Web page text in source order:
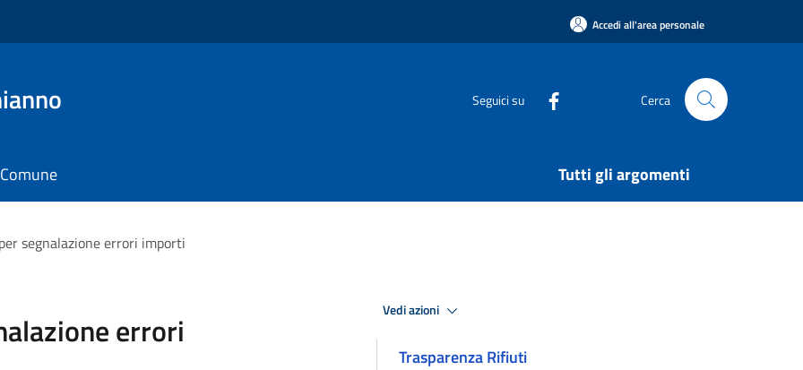
Accedi all'area personale
Seguici su Cerca
Tutti gli argomenti
segnalazione errori importi
errori Vedi azioni
Trasparenza Rifiuti